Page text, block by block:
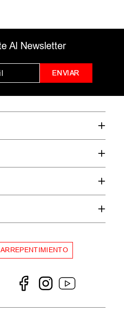
Al Newsletter
ENVIAR